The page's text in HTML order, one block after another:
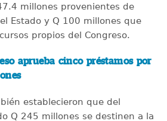
millones provenientes de
Estado y Q 100 millones que
propios del Congreso.
aprueba cinco préstamos por
establecieron que del
Q 245 millones se destinen a la